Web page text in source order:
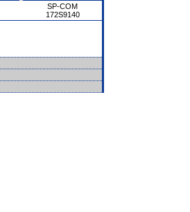
SP-COM
172S9140